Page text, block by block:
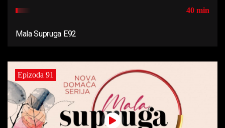
40 min
Mala Supruga E92
Epizoda 91